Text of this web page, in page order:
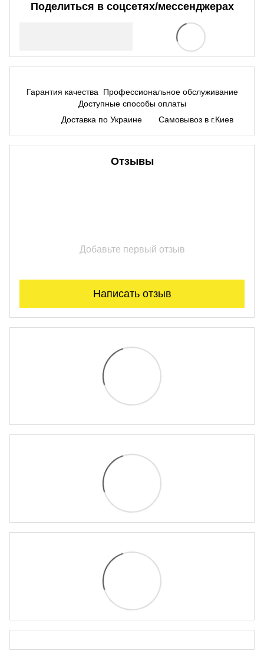
Поделиться в соцсетях/мессенджерах
Гарантия качества Профессиональное обслуживание
Доступные способы оплаты
Доставка по Украине
Самовывоз в г.Киев
Отзывы
Добавьте первый отзыв
Написать отзыв